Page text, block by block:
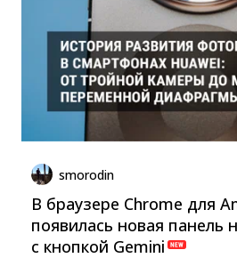
smorodin
В браузере Chrome для
появилась новая панель
с кнопкой Gemini